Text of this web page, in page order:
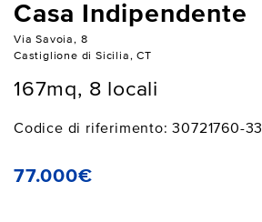
Casa Indipendente
Via Savoia, 8
Castiglione di Sicilia, CT
167mq, 8 locali
Codice di riferimento: 30721760-33
77.000€